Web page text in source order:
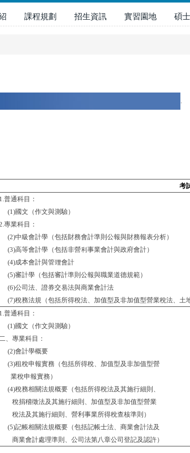
課程規劃 招生資訊 實習園地 碩
.
考
普通科目：
(1)國文（作文與測驗）
專業科目：
(2)中級會計學（包括財務會計準則公報與財務報表分析）
(3)高等會計學（包括非營利事業會計與政府會計）
(4)成本會計與管理會計
(5)審計學（包括審計準則公報與職業道德規範）
(6)公司法、證券交易法與商業會計法
(7)稅務法規（包括所得稅法、加值型及非加值型營業稅法、土
普通科目：
(1)國文（作文與測驗）
、專業科目：
(2)會計學概要
(3)租稅申報實務（包括所得稅、加值型及非加值型營
業稅申報實務）
(4)稅務相關法規概要（包括所得稅法及其施行細則、
稅捐稽徵法及其施行細則、加值型及非加值型營業
稅法及其施行細則、營利事業所得稅查核準則）
(5)記帳相關法規概要（包括記帳士法、商業會計法及
商業會計處理準則、公司法第八章公司登記及認許）